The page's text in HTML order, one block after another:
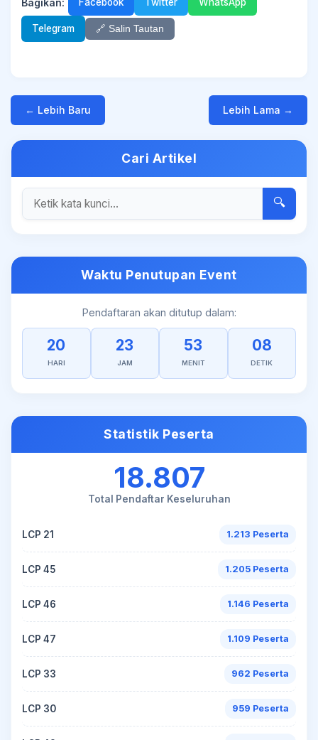
Facebook Twitter WhatsApp
Telegram 🔗 Salin Tautan
← Lebih Baru Lebih Lama →
Cari Artikel
🔍
Waktu Penutupan Event
Pendaftaran akan ditutup dalam:
20
HARI
23
JAM
53
MENIT
08
DETIK
Statistik Peserta
18.807
Total Pendaftar Keseluruhan
LCP 21 1.213 Peserta
LCP 45 1.205 Peserta
LCP 46 1.146 Peserta
LCP 47 1.109 Peserta
LCP 33 962 Peserta
LCP 30 959 Peserta